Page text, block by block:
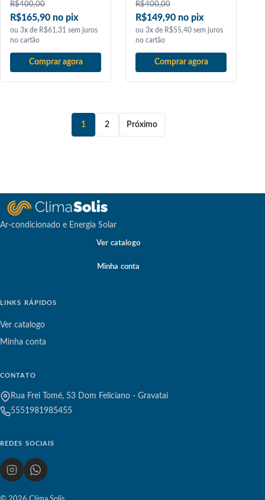
R$400,00
R$165,90 no pix
ou 3x de R$61,31 sem juros
no cartão
Comprar agora
R$400,00
R$149,90 no pix
ou 3x de R$55,40 sem juros
no cartão
Comprar agora
1 2 Próximo
Ar-condicionado e Energia Solar
Ver catalogo
Minha conta
LINKS RÁPIDOS
Ver catalogo
Minha conta
CONTATO
Rua Frei Tomé, 53 Dom Feliciano - Gravataí
5551981985455
REDES SOCIAIS